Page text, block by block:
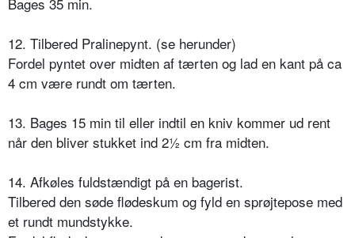
12. Tilbered Pralinepynt. (se herunder)
Fordel pyntet over midten af tærten og lad en kant på ca
4 cm være rundt om tærten.
13. Bages 15 min til eller indtil en kniv kommer ud rent
når den bliver stukket ind 2½ cm fra midten.
14. Afkøles fuldstændigt på en bagerist.
Tilbered den søde flødeskum og fyld en sprøjtepose med
et rundt mundstykke.